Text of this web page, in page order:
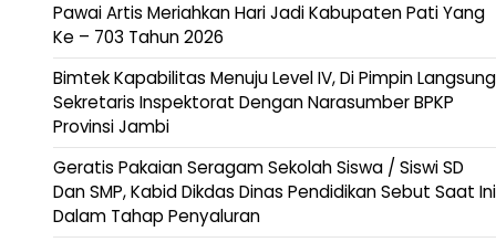
Pawai Artis Meriahkan Hari Jadi Kabupaten Pati Yang
Ke – 703 Tahun 2026
Bimtek Kapabilitas Menuju Level IV, Di Pimpin Langsung
Sekretaris Inspektorat Dengan Narasumber BPKP
Provinsi Jambi
Geratis Pakaian Seragam Sekolah Siswa / Siswi SD
Dan SMP, Kabid Dikdas Dinas Pendidikan Sebut Saat Ini
Dalam Tahap Penyaluran